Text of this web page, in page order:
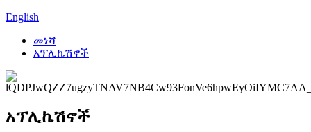
English
መነሻ
አፕሊኬሽኖች
አፕሊኬሽኖች